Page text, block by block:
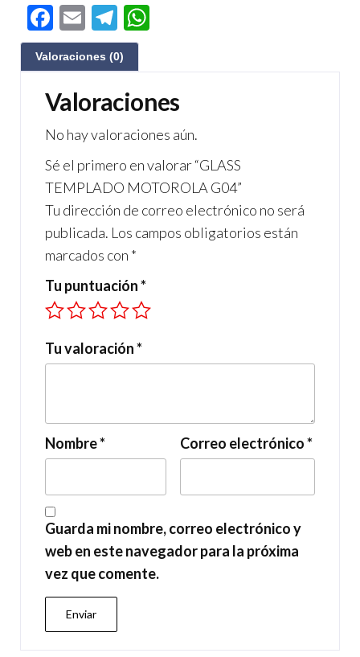
F
ac
e
b
o
o
k
E
m
ail
Te
le
gr
a
m
s
A
p
p
Valoraciones (0)
Valoraciones
No hay valoraciones aún.
Sé el primero en valorar “GLASS
TEMPLADO MOTOROLA G04”
Tu dirección de correo electrónico no será
publicada. Los campos obligatorios están
marcados con *
Tu puntuación*
Tu valoración*
Nombre* Correo electrónico*
Guarda mi nombre, correo electrónico y
web en este navegador para la próxima
vez que comente.